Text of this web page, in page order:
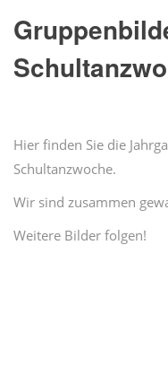
Hier finden Sie die
Schultanzwoche.
Wir sind zusammen
Weitere Bilder folgen!